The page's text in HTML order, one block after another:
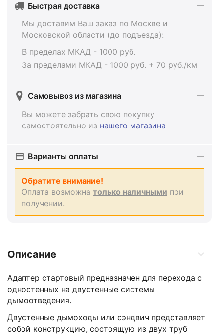
Быстрая доставка
Мы доставим Ваш заказ по Москве и
Московской области (до подъезда):
В пределах МКАД - 1000 руб.
За пределами МКАД - 1000 руб. + 70 руб./км
Самовывоз из магазина
Вы можете забрать свою покупку
самостоятельно из нашего магазина
Варианты оплаты
Обратите внимание!
Оплата возможна только наличными при
получении.
Описание
Адаптер стартовый предназначен для перехода с
одностенных на двустенные системы
дымоотведения.
Двустенные дымоходы или сэндвич представляет
собой конструкцию, состоящую из двух труб